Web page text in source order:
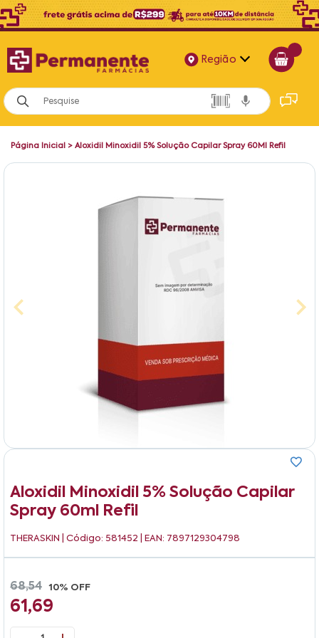
Região
Alagoas
Bahia
Página Inicial > Aloxidil Minoxidil 5% Solução Capilar Spray 60Ml Refil
Aloxidil Minoxidil 5% Solução Capilar
Spray 60ml Refil
THERASKIN | Código: 581452 | EAN: 7897129304798
68,54 10% OFF
61,69